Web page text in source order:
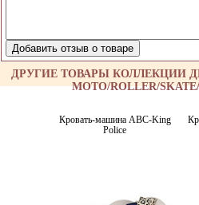
ДРУГИЕ ТОВАРЫ КОЛЛЕКЦИИ
MOTO/ROLLER/
Кровать-машина ABC-King
Police